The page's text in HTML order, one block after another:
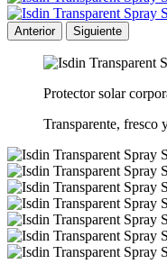
Anterior Siguiente
Protector solar
Transparente, fresco